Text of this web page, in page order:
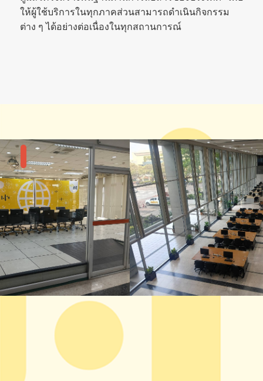
ให้ผู้ใช้บริการในทุกภาคส่วนสามารถดำเนินกิจกรรม
ต่าง ๆ ได้อย่างต่อเนื่องในทุกสถานการณ์
แกลลอรี่รูปภาพ